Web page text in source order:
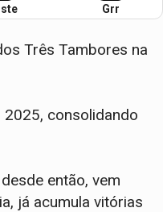
Grr
Três Tambores na
consolidando
então, vem
já acumula vitórias